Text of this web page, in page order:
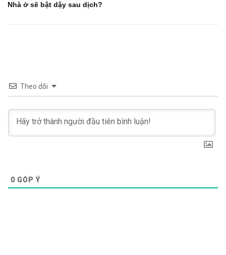
Nhà ở sẽ bật dậy sau dịch?
Theo dõi
0 GÓP Ý